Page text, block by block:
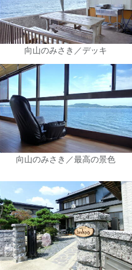
向山のみさき／デッキ
向山のみさき／最高の景色